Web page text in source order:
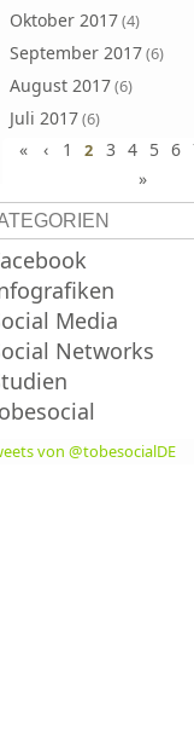
Oktober 2017(4)
September 2017(6)
August 2017(6)
Juli 2017(6)
Juni 2017(6)
« ‹ 1 2 3 4 5 6
»
Media
Networks
von @tobesocialDE